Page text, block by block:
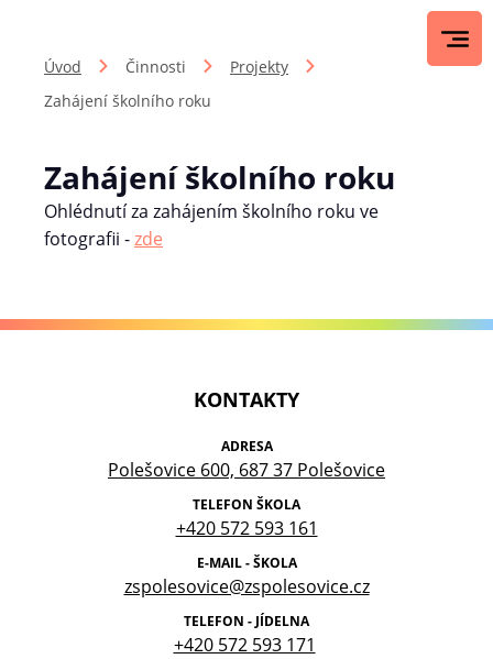
Úvod Činnosti
Projekty
Zahájení školního roku
Zahájení školního roku
Ohlédnutí za zahájením školního roku ve
fotografii -zde
KONTAKTY
ADRESA
Polešovice 600, 687 37 Polešovice
TELEFON ŠKOLA
+420 572 593 161
E-MAIL - ŠKOLA
zspolesovice@zspolesovice.cz
TELEFON - JÍDELNA
+420 572 593 171